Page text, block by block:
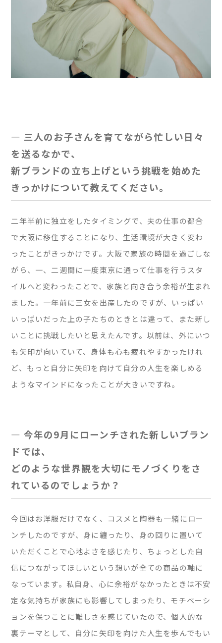
— 三人のお子さんを育てながら忙しい日々
を送るなかで、
新ブランドの立ち上げという挑戦を始めた
きっかけについて教えてください。
二年半前に独立をしたタイミングで、夫の仕事の都合
で大阪に移住することになり、生活環境が大きく変わ
ったことがきっかけです。大阪で家族の時間を過ごしな
がら、一、二週間に一度東京に通って仕事を行うスタ
イルへと変わったことで、家族と向き合う余裕が生まれ
ました。一年前に三女を出産したのですが、いっぱい
いっぱいだった上の子たちのときとは違って、また新し
いことに挑戦したいと思えたんです。以前は、外にいつ
も矢印が向いていて、身体も心も疲れやすかったけれ
ど、もっと自分に矢印を向けて自分の人生を楽しめる
ようなマインドになったことが大きいですね。
— 今年の9月にローンチされた新しいブラン
ドでは、
どのような世界観を大切にモノづくりをさ
れているのでしょうか？
今回はお洋服だけでなく、コスメと陶器も一緒にロー
ンチしたのですが、身に纏ったり、身の回りに置いて
いただくことで心地よさを感じたり、ちょっとした自
信につながってほしいという想いが全ての商品の軸に
なっています。私自身、心に余裕がなかったときは不安
定な気持ちが家族にも影響してしまったり、モチベーシ
ョンを保つことに難しさを感じていたので、個人的な
裏テーマとして、自分に矢印を向けた人生を歩んでもい